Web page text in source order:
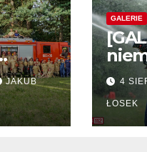
w
JAKUB
GALERIE
4
ŁOSEK